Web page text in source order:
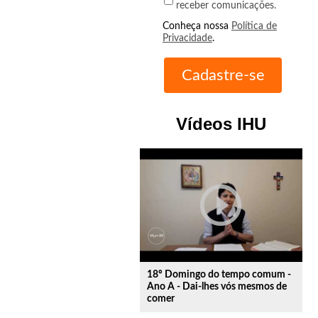
receber comunicações.
Conheça nossa Política de
Privacidade.
Vídeos IHU
play_circle_outline
18º Domingo do tempo comum -
Ano A - Dai-lhes vós mesmos de
comer